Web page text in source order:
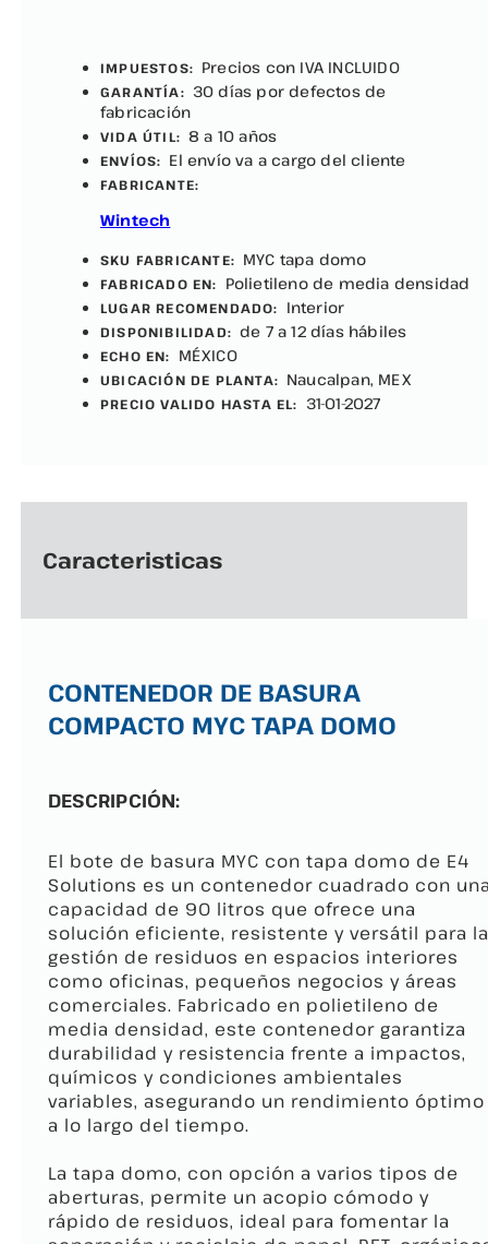
IMPUESTOS: Precios con IVA INCLUIDO
GARANTÍA: 30 días por defectos de
fabricación
VIDA ÚTIL: 8 a 10 años
ENVÍOS: El envío va a cargo del cliente
FABRICANTE:
Wintech
SKU FABRICANTE: MYC tapa domo
FABRICADO EN: Polietileno de media densidad
LUGAR RECOMENDADO: Interior
DISPONIBILIDAD: de 7 a 12 días hábiles
ECHO EN: MÉXICO
UBICACIÓN DE PLANTA: Naucalpan, MEX
PRECIO VALIDO HASTA EL: 31-01-2027
Caracteristicas
CONTENEDOR DE BASURA
COMPACTO MYC TAPA DOMO
DESCRIPCIÓN:
El bote de basura MYC con tapa domo de E4
Solutions es un contenedor cuadrado con
capacidad de 90 litros que ofrece una
solución eficiente, resistente y versátil para la
gestión de residuos en espacios interiores
como oficinas, pequeños negocios y áreas
comerciales. Fabricado en polietileno de
media densidad, este contenedor garantiza
durabilidad y resistencia frente a impactos,
químicos y condiciones ambientales
variables, asegurando un rendimiento óptimo
a lo largo del tiempo.
La tapa domo, con opción a varios tipos de
aberturas, permite un acopio cómodo y
rápido de residuos, ideal para fomentar la